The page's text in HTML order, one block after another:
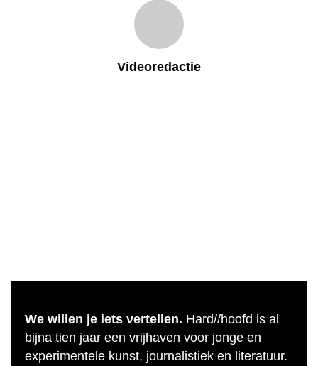
Videoredactie
We willen je iets vertellen. Hard//hoofd is al
bijna tien jaar een vrijhaven voor jonge en
experimentele kunst, journalistiek en literatuur.